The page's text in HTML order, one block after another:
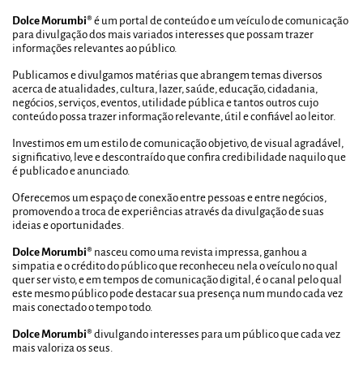
Dolce Morumbi® é um portal de conteúdo e um veículo de comunicação
para divulgação dos mais variados interesses que possam trazer
informações relevantes ao público.
Publicamos e divulgamos matérias que abrangem temas diversos
acerca de atualidades, cultura, lazer, saúde, educação, cidadania,
negócios, serviços, eventos, utilidade pública e tantos outros cujo
conteúdo possa trazer informação relevante, útil e confiável ao leitor.
Investimos em um estilo de comunicação objetivo, de visual agradável,
significativo, leve e descontraído que confira credibilidade naquilo que
é publicado e anunciado.
Oferecemos um espaço de conexão entre pessoas e entre negócios,
promovendo a troca de experiências através da divulgação de suas
ideias e oportunidades.
Dolce Morumbi® nasceu como uma revista impressa, ganhou a
simpatia e o crédito do público que reconheceu nela o veículo no qual
quer ser visto, e em tempos de comunicação digital, é o canal pelo qual
este mesmo público pode destacar sua presença num mundo cada vez
mais conectado o tempo todo.
Dolce Morumbi® divulgando interesses para um público que cada vez
mais valoriza os seus.